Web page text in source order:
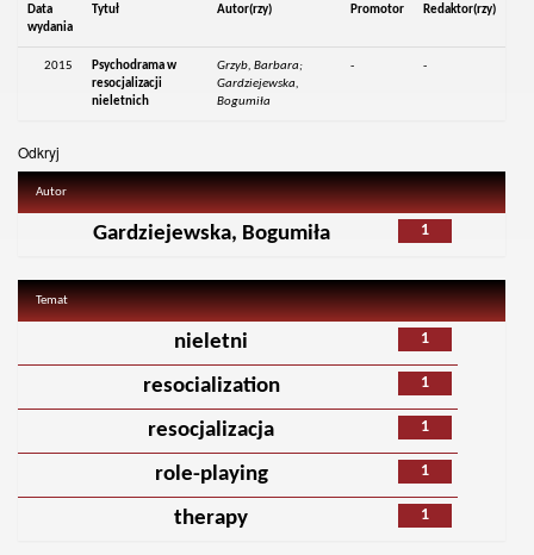
Data
wydania
Tytuł Autor(rzy) Promotor Redaktor(rzy)
2015
Psychodrama w
resocjalizacji
nieletnich
Grzyb, Barbara;
Gardziejewska,
Bogumiła
- -
Odkryj
Autor
1
Gardziejewska, Bogumiła
Temat
1
nieletni
1
resocialization
1
resocjalizacja
1
role-playing
1
therapy